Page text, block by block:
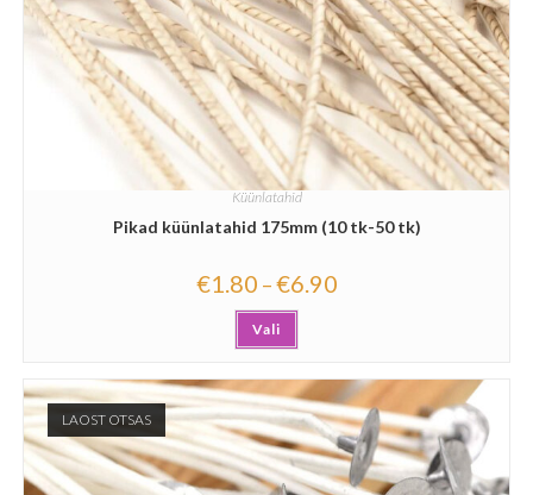
Küünlatahid
Pikad küünlatahid 175mm (10 tk-50 tk)
€1.80 –€6.90
Vali
LAOST OTSAS